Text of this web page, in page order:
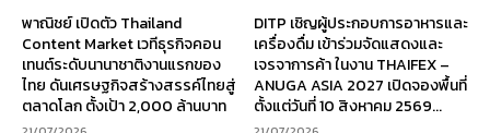
พาณิชย์ เปิดตัว Thailand
Content Market เวทีธุรกิจคอน
เทนต์ระดับนานาชาติงานแรกของ
ไทย ดันเศรษฐกิจสร้างสรรค์ไทยสู่
ตลาดโลก ตั้งเป้า 2,000 ล้านบาท
DITP เชิญผู้ประกอบการอาหารและ
เครื่องดื่ม เข้าร่วมจัดแสดงและ
เจรจาการค้า ในงาน THAIFEX –
ANUGA ASIA 2027 เปิดจองพื้นที่
ตั้งแต่วันที่ 10 สิงหาคม 2569...